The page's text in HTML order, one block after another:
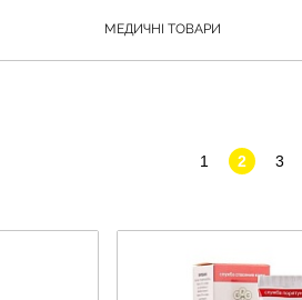
МЕДИЧНІ ТОВАРИ
1
2 3